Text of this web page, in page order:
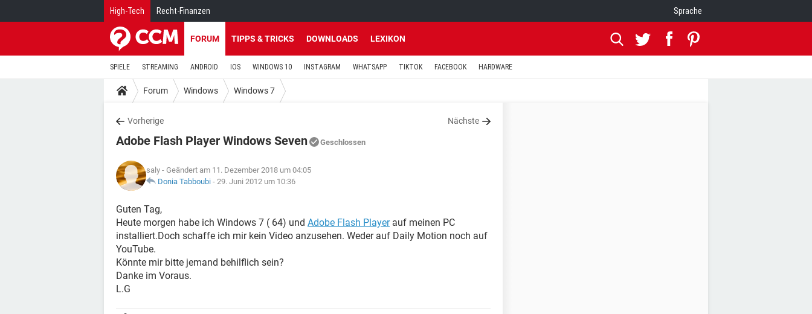
High-Tech Recht-Finanzen Sprache
FORUM TIPPS & TRICKS DOWNLOADS LEXIKON
SPIELE STREAMING ANDROID IOS WINDOWS 10 INSTAGRAM WHATSAPP TIKTOK FACEBOOK HARDWARE
Forum Windows Windows 7
Vorherige Nächste
Adobe Flash Player Windows Seven Geschlossen
saly - Geändert am 11. Dezember 2018 um 04:05
Donia Tabboubi - 29. Juni 2012 um 10:36
Guten Tag,
Heute morgen habe ich Windows 7 ( 64) und Adobe Flash Playerauf meinen PC
installiert.Doch schaffe ich mir kein Video anzusehen. Weder auf Daily Motion noch auf
YouTube.
Könnte mir bitte jemand behilflich sein?
Danke im Voraus.
L.G